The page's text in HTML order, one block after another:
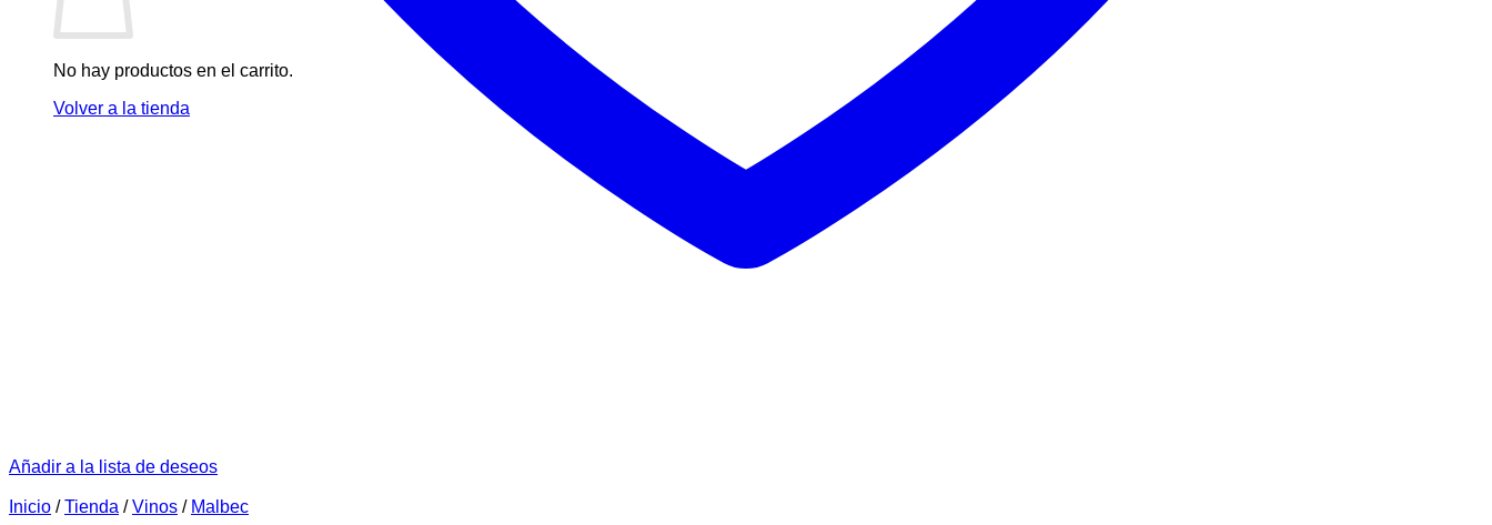
No hay productos en el carrito.
Volver a la tienda
Añadir a la lista de deseos
Inicio / Tienda / Vinos / Malbec